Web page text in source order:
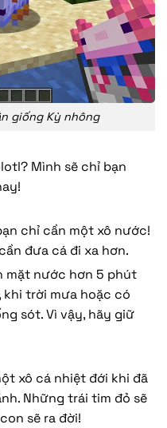
giống Kỳ nhông
Mình sẽ chỉ bạn
chỉ cần một xô nước!
đưa cá đi xa hơn.
mặt nước hơn 5 phút
khi trời mưa hoặc có
sót. Vì vậy, hãy giữ
xô cá nhiệt đới khi đã
Những trái tim đỏ sẽ
sẽ ra đời!